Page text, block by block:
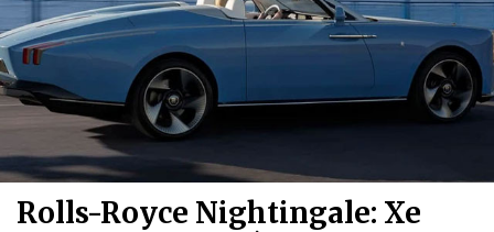
Rolls-Royce Nightingale: Xe